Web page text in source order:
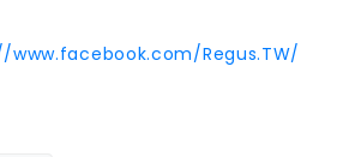
Regus.TW/